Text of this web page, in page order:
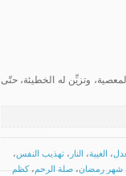
وتزيِّن له الخطيئة، حتّى
، الغيبة، النار ، تهذيب النفس،
شهر رمضان، صلة الرحم ،كظم